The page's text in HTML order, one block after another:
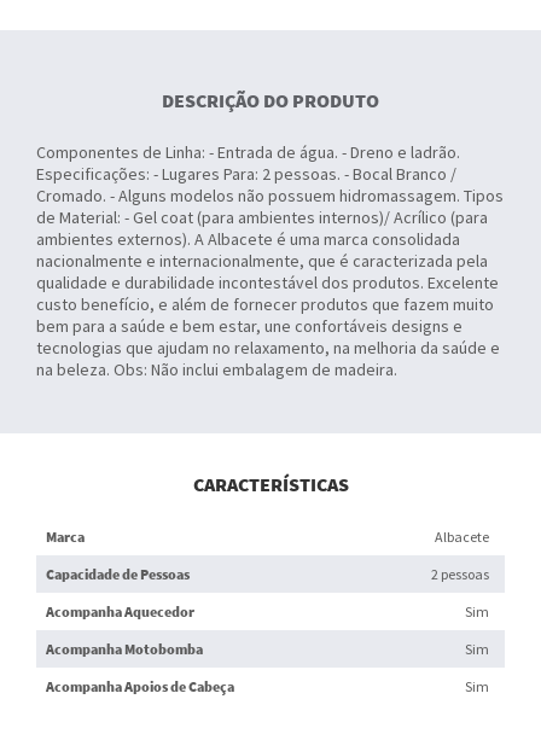
DESCRIÇÃO DO PRODUTO
Componentes de Linha: - Entrada de água. - Dreno e ladrão.
Especificações: - Lugares Para: 2 pessoas. - Bocal Branco /
Cromado. - Alguns modelos não possuem hidromassagem. Tipos
de Material: - Gel coat (para ambientes internos)/ Acrílico (para
ambientes externos). A Albacete é uma marca consolidada
nacionalmente e internacionalmente, que é caracterizada pela
qualidade e durabilidade incontestável dos produtos. Excelente
custo benefício, e além de fornecer produtos que fazem muito
bem para a saúde e bem estar, une confortáveis designs e
tecnologias que ajudam no relaxamento, na melhoria da saúde e
na beleza. Obs: Não inclui embalagem de madeira.
CARACTERÍSTICAS
Marca Albacete
Capacidade de Pessoas 2 pessoas
Acompanha Aquecedor Sim
Acompanha Motobomba Sim
Acompanha Apoios de Cabeça Sim